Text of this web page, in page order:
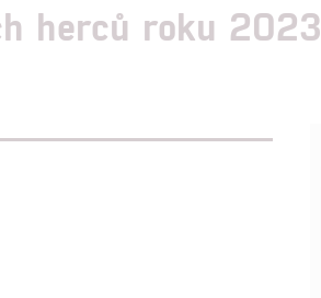
herců roku 2023